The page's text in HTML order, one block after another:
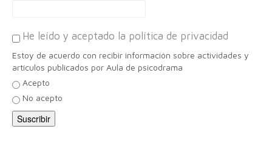
He leído y aceptado la política de privacidad
Estoy de acuerdo con recibir información sobre actividades y
artículos publicados por Aula de psicodrama
Acepto
No acepto